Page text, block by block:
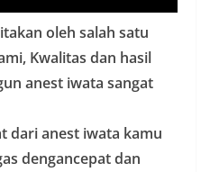
oleh salah satu
Kwalitas dan hasil
anest iwata sangat
dari anest iwata kamu
dengancepat dan